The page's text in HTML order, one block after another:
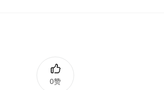
0赞